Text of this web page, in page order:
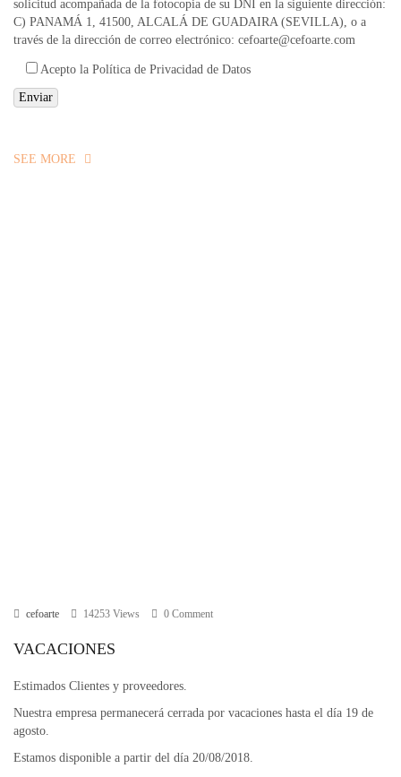
solicitud acompañada de la fotocopia de su DNI en la siguiente dirección:
C) PANAMÁ 1, 41500, ALCALÁ DE GUADAIRA (SEVILLA), o a
través de la dirección de correo electrónico: cefoarte@cefoarte.com
Acepto la Política de Privacidad de Datos
SEE MORE
cefoarte 14253 Views 0 Comment
VACACIONES
Estimados Clientes y proveedores.
Nuestra empresa permanecerá cerrada por vacaciones hasta el día 19 de
agosto.
Estamos disponible a partir del día 20/08/2018.